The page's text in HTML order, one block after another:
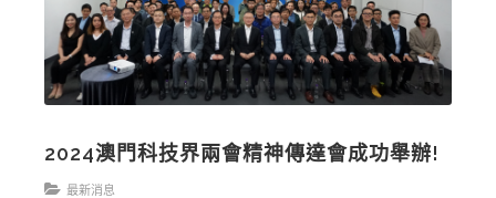
2024澳門科技界兩會精神傳達會成功舉辦!
最新消息